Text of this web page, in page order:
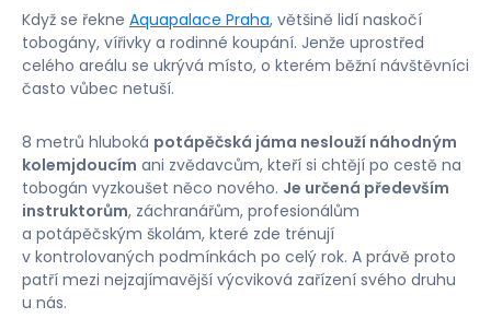
Když se řekne Aquapalace Praha, většině lidí naskočí
tobogány, vířivky a rodinné koupání. Jenže uprostřed
celého areálu se ukrývá místo, o kterém běžní návštěvníci
často vůbec netuší.
8 metrů hluboká potápěčská jáma neslouží náhodným
kolemjdoucím ani zvědavcům, kteří si chtějí po cestě na
tobogán vyzkoušet něco nového. Je určená především
instruktorům, záchranářům, profesionálům
a potápěčským školám, které zde trénují
v kontrolovaných podmínkách po celý rok. A právě proto
patří mezi nejzajímavější výcviková zařízení svého druhu
u nás.